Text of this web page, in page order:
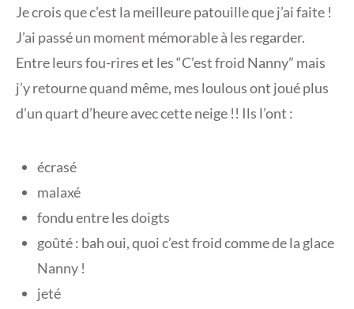
Je crois que c’est la meilleure patouille que j’ai faite !
J’ai passé un moment mémorable à les regarder.
Entre leurs fou-rires et les “C’est froid Nanny” mais
j’y retourne quand même, mes loulous ont joué plus
d’un quart d’heure avec cette neige !! Ils l’ont :
écrasé
malaxé
fondu entre les doigts
goûté : bah oui, quoi c’est froid comme de la glace
Nanny !
jeté